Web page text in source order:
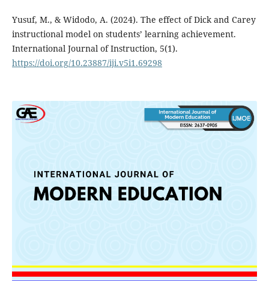
Yusuf, M., & Widodo, A. (2024). The effect of Dick and Carey
instructional model on students’ learning achievement.
International Journal of Instruction, 5(1).
https://doi.org/10.23887/iji.v5i1.69298